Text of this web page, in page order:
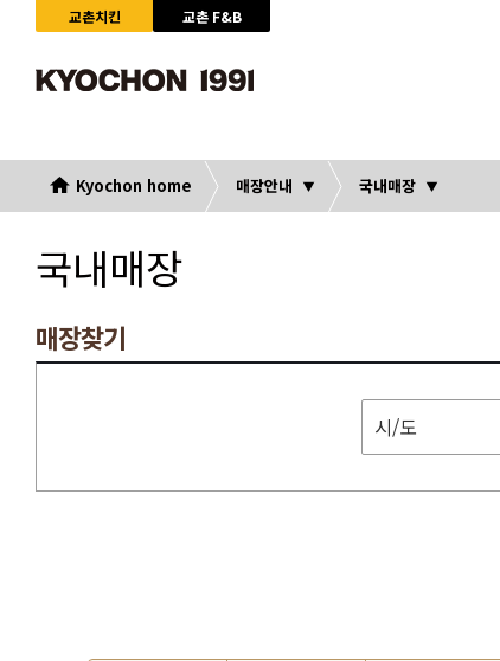
교촌치킨
교촌 F&B
Kyochon home 매장안내 국내매장
국내매장
매장찾기
시/도